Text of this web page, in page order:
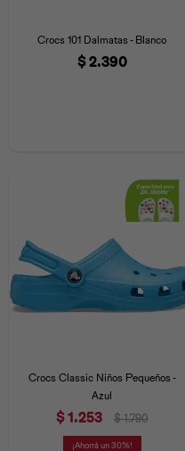
Crocs 101 Dalmatas - Blanco
$2.390
Crocs Classic Niños Pequeños -
Azul
$1.253 $ 1.790
30